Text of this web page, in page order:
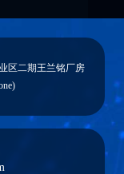
区二期王兰铭厂房